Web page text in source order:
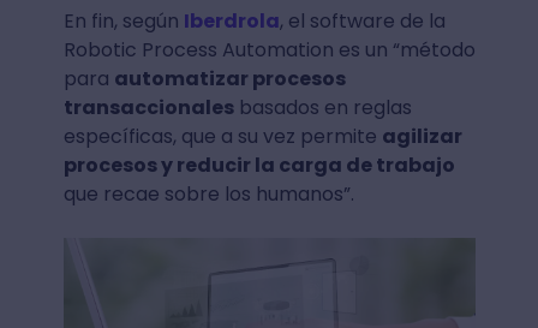
En fin, según Iberdrola, el software de la
Robotic Process Automation es un “método
para automatizar procesos
transaccionalesbasados en reglas
específicas, que a su vez permite agilizar
procesos y reducir la carga de trabajo
que recae sobre los humanos”.